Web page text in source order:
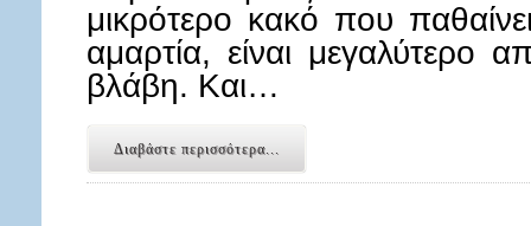
μικρότερο κακό που
αμαρτία, είναι μεγαλύτερο
βλάβη. Και…
Διαβάστε περισσότερα...